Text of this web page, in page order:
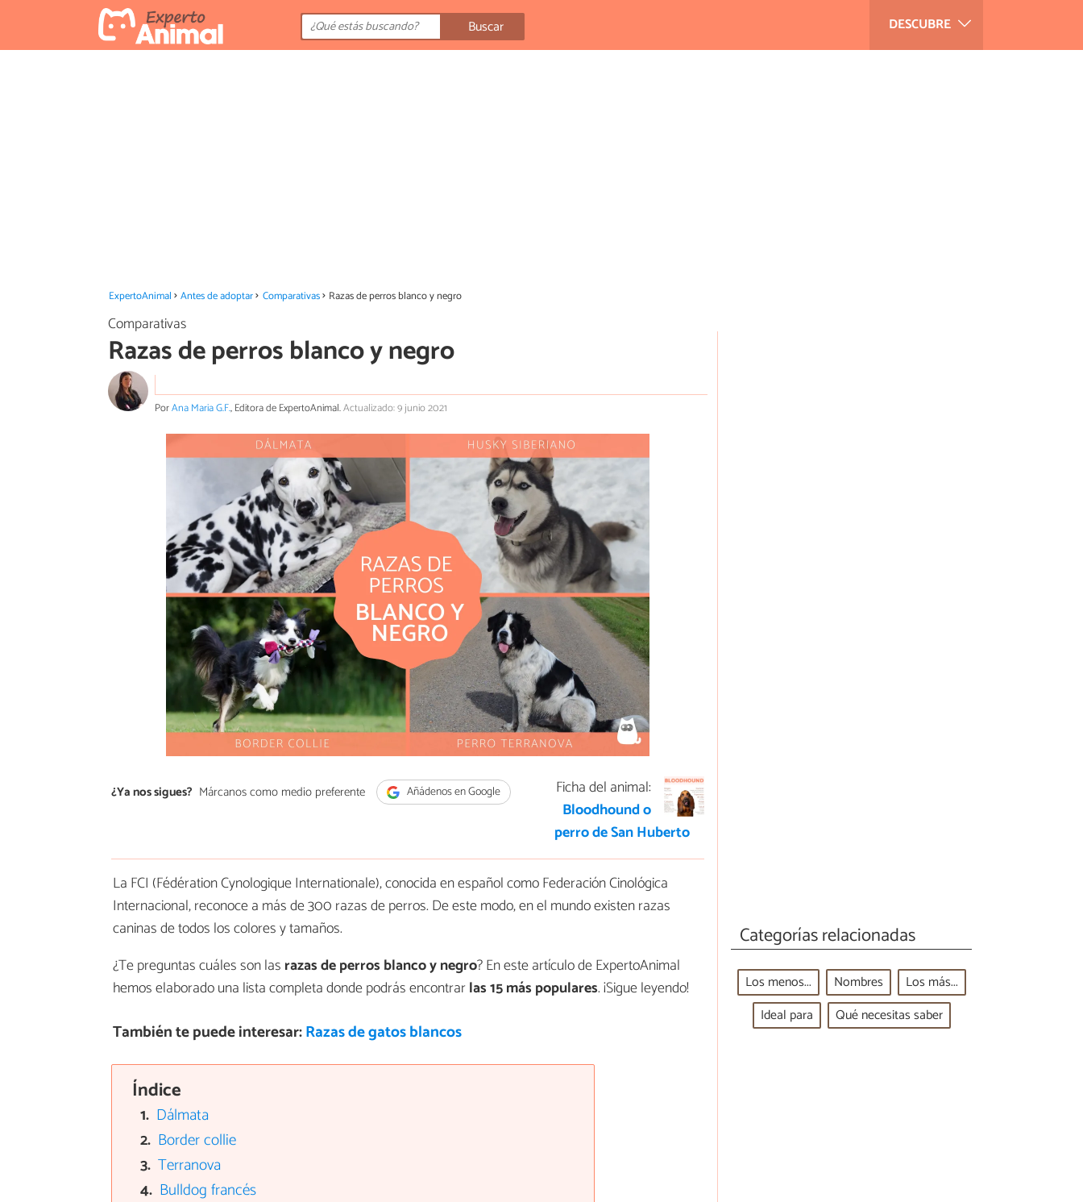
DESCUBRE
Buscar
ExpertoAnimal Antes de adoptar Comparativas Razas de perros blanco y negro
Comparativas
Razas de perros blanco y negro
PorAna Maria G.F., Editora de ExpertoAnimal.Actualizado: 9 junio 2021
¿Ya nos sigues? Márcanos como medio preferente Añádenos en Google
Ficha del animal:
Bloodhound o
perro de San Huberto
La FCI (Fédération Cynologique Internationale), conocida en español como Federación Cinológica
Internacional, reconoce a más de 300 razas de perros. De este modo, en el mundo existen razas
caninas de todos los colores y tamaños.
¿Te preguntas cuáles son las razas de perros blanco y negro? En este artículo de ExpertoAnimal
hemos elaborado una lista completa donde podrás encontrarlas 15 más populares. ¡Sigue leyendo!
También te puede interesar:Razas de gatos blancos
Índice
Dálmata
Border collie
Terranova
Bulldog francés
Categorías relacionadas
Los menos... Nombres
Los más...
Ideal para
Qué necesitas saber